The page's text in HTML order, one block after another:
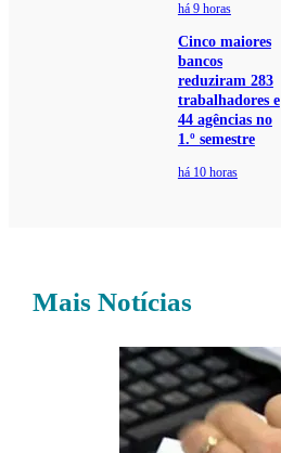
há 9 horas
Cinco maiores
bancos
reduziram 283
trabalhadores e
44 agências no
1.º semestre
há 10 horas
Mais Notícias